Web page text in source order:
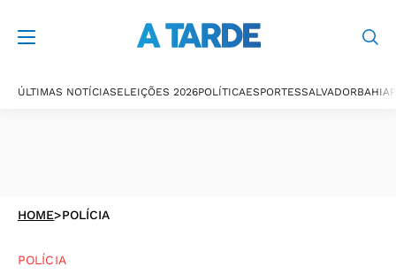
ÚLTIMAS NOTÍCIASELEIÇÕES 2026POLÍTICAESPORTESSALVADORBAHIA
HOME>POLÍCIA
POLÍCIA